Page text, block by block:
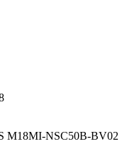
M18MI-NSC50B-BV02